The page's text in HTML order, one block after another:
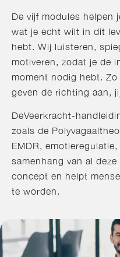
De vijf modules helpen
wat je echt wilt in dit
hebt. Wij luisteren,
motiveren, zodat je de
moment nodig hebt.
geven de richting aan,
DeVeerkracht-
zoals de
EMDR,
samenhang van al
concept en helpt
te worden.